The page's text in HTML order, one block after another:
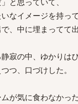
なイメージを持って
、中に埋まってて
寂の中、ゆかりは
つ、口づけした。
が気に食わなかっ